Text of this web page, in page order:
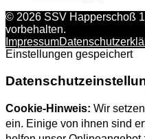
© 2026 SSV Happerschoß
vorbehalten.
Impressum
Einstellungen gespeichert
Cookie-Hinweis: Wir
ein. Einige von ihnen sind